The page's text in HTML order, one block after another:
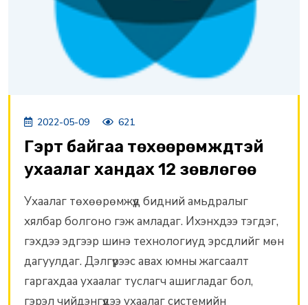
2022-05-09 621
Гэрт байгаа төхөөрөмжүүдтэй
ухаалаг хандах 12 зөвлөгөө
Ухаалаг төхөөрөмжүүд бидний амьдралыг
хялбар болгоно гэж амладаг. Ихэнхдээ тэгдэг,
гэхдээ эдгээр шинэ технологиуд эрсдлийг мөн
дагуулдаг. Дэлгүүрээс авах юмны жагсаалт
гаргахдаа ухаалаг туслагч ашигладаг бол,
гэрэл чийдэнгүүдээ ухаалаг системийн